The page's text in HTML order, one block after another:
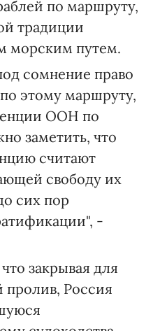
по маршруту,
традиции
морским путем.
сомнение право
этому маршруту,
ООН по
заметить, что
считают
свободу их
сих пор
-
закрывая для
Россия